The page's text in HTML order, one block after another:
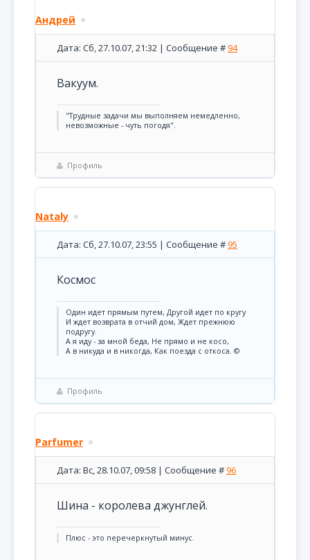
Андрей
Дата: Сб, 27.10.07, 21:32 | Сообщение #94
Вакуум.
"Трудные задачи мы выполняем немедленно,
невозможные - чуть погодя".
Профиль
Nataly
Дата: Сб, 27.10.07, 23:55 | Сообщение #95
Космос
Один идет прямым путем, Другой идет по кругу
И ждет возврата в отчий дом, Ждет прежнюю
подругу.
А я иду - за мной беда, Не прямо и не косо,
А в никуда и в никогда, Как поезда с откоса. ©
Профиль
Parfumer
Дата: Вс, 28.10.07, 09:58 | Сообщение #96
Шина - королева джунглей.
Плюс - это перечеркнутый минус.